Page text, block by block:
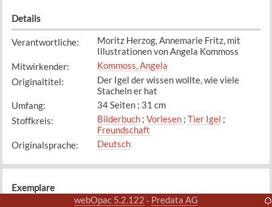
Details
Verantwortliche:
Moritz Herzog, Annemarie Fritz, mit
Illustrationen von Angela Kommoss
Mitwirkender:
Kommoss, Angela
Originaltitel:
Der Igel der wissen wollte, wie viele
Stacheln er hat
Umfang:
34 Seiten ; 31 cm
Stoffkreis: Bilderbuch; Vorlesen; Tier Igel ;
Freundschaft
Originalsprache: Deutsch
Exemplare
webOpac 5.2.122 - Predata AG